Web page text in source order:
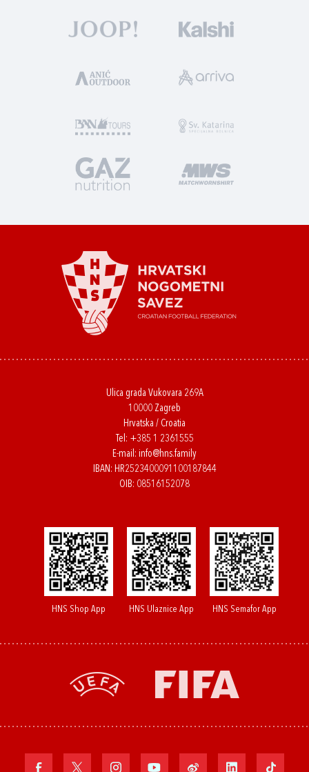
Ulica grada Vukovara 269A
10000 Zagreb
Hrvatska / Croatia
Tel: +385 1 2361555
E-mail: info@hns.family
IBAN: HR2523400091100187844
OIB: 08516152078
HNS Shop App HNS Ulaznice App HNS Semafor App